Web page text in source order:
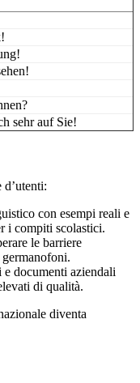
sehr auf Sie!
d’utenti:
con esempi reali e
i compiti scolastici.
le barriere
documenti aziendali
di qualità.
diventa